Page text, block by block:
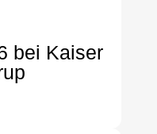
bei Kaiser